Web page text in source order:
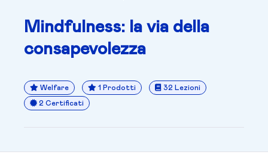
Mindfulness: la via della
consapevolezza
Welfare 1 Prodotti 32 Lezioni
2 Certificati